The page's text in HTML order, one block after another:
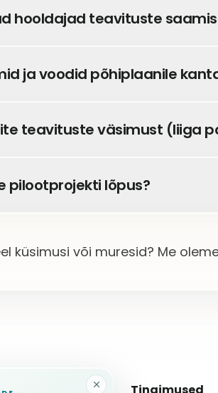
hooldajad teavituste
ja voodid põhiplaanile
teavituste väsimust (liiga
pilootprojekti lõpus?
küsimusi või muresid? Me